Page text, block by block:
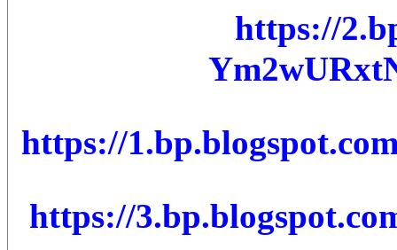
https://
https://
https://